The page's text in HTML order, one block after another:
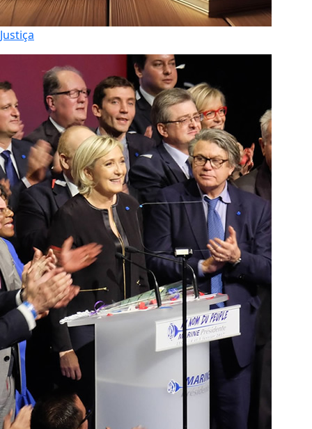
Justiça